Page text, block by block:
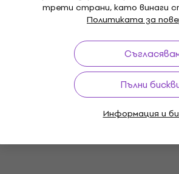
трети страни, като винаги
Политиката за
Пълни
Информация и